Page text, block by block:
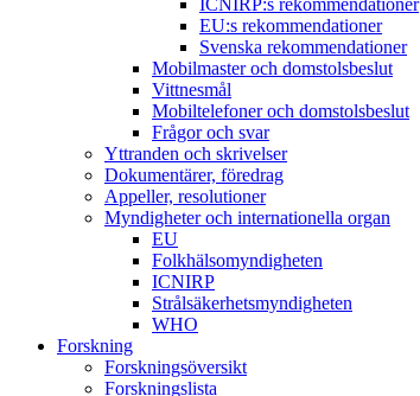
ICNIRP:s rekommendationer
EU:s rekommendationer
Svenska rekommendationer
Mobilmaster och domstolsbeslut
Vittnesmål
Mobiltelefoner och domstolsbeslut
Frågor och svar
Yttranden och skrivelser
Dokumentärer, föredrag
Appeller, resolutioner
Myndigheter och internationella organ
EU
Folkhälsomyndigheten
ICNIRP
Strålsäkerhetsmyndigheten
WHO
Forskning
Forskningsöversikt
Forskningslista